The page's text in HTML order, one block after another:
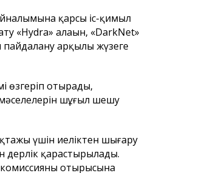
қарсы іс-қимыл
«Hydra» алаңын, «DarkNet»
пайдалану арқылы жүзеге
өзгеріп отырады,
шұғыл шешу
үшін иеліктен шығару
дерлік қарастырылады.
отырысына